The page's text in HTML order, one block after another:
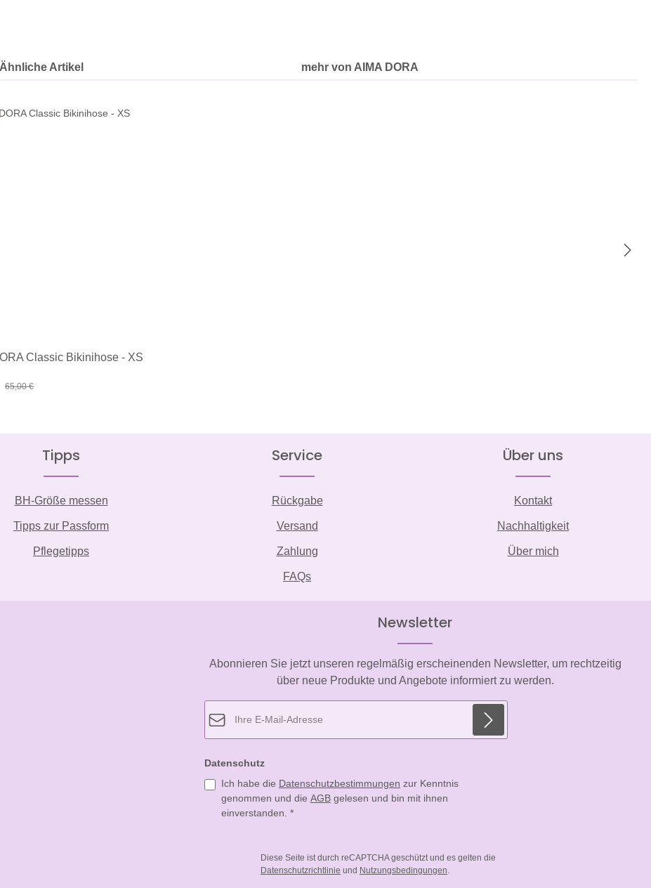
Ähnliche Artikel mehr von AIMA DORA
Classic Bikinihose - XS
Regulärer Preis:
65,00 €
Tipps
BH-Größe messen
Tipps zur Passform
Pflegetipps
Service
Rückgabe
Versand
Zahlung
FAQs
Über uns
Kontakt
Nachhaltigkeit
Über mich
Newsletter
Abonnieren Sie jetzt unseren regelmäßig erscheinenden Newsletter, um rechtzeitig
über neue Produkte und Angebote informiert zu werden.
Datenschutz
Ich habe die Datenschutzbestimmungen zur Kenntnis
genommen und die AGB gelesen und bin mit ihnen
einverstanden. *
Diese Seite ist durch reCAPTCHA geschützt und es gelten die
Datenschutzrichtlinie und Nutzungsbedingungen.